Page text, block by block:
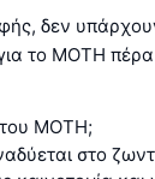
δεν
το MOTH
του MOTH;
στο